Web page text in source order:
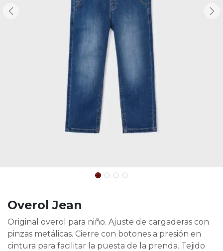
Overol Jean
Original overol para niño. Ajuste de cargaderas con
pinzas metálicas. Cierre con botones a presión en
cintura para facilitar la puesta de la prenda. Tejido